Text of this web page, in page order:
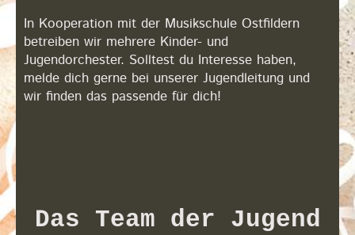
In Kooperation mit der Musikschule Ostfildern
betreiben wir mehrere Kinder- und
Jugendorchester. Solltest du Interesse haben,
melde dich gerne bei unserer Jugendleitung und
wir finden das passende für dich!
Das Team der Jugend